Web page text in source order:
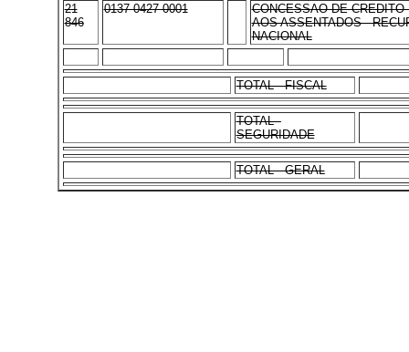
21
846
0137 0427 0001
CONCESSAO DE
AOS ASSENTADOS -
NACIONAL
TOTAL - FISCAL
TOTAL -
SEGURIDADE
TOTAL - GERAL